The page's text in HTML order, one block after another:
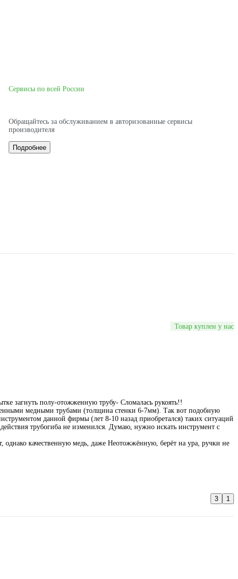
Сервисы по всей России
Обращайтесь за обслуживанием в авторизованные сервисы
производителя
Подробнее
Товар куплен у нас
загнуть полу-отожженную трубу- Сломалась рукоять!!
медными трубами (толщина стенки 6-7мм). Так вот подобную
данной фирмы (лет 8-10 назад приобретался) таких ситуаций
трубогиба не изменился. Думаю, нужно искать инструмент с
однако качественную медь, даже Неотожжённую, берёт на ура, ручки не
3 1